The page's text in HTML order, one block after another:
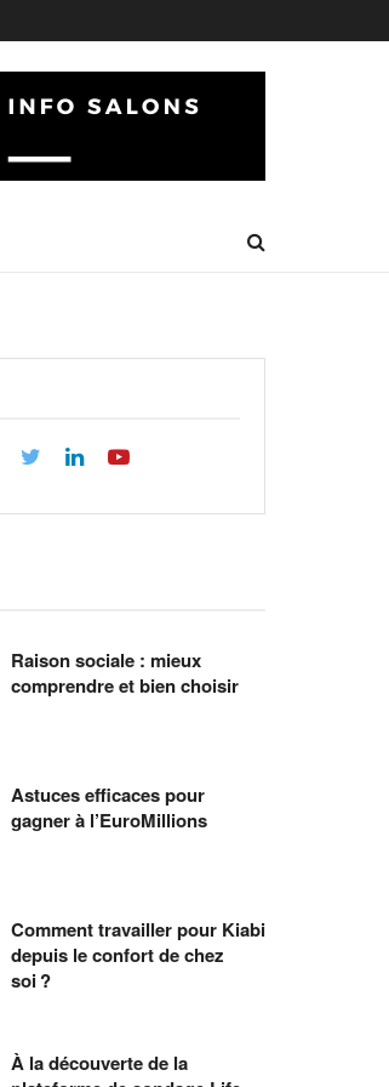
Raison sociale : mieux
comprendre et bien choisir
Astuces efficaces pour
gagner à l’EuroMillions
Comment travailler pour Kiabi
depuis le confort de chez
soi ?
À la découverte de la